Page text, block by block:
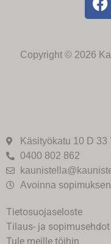
Copyright © 2026
Käsityökatu 10 D
0400 802 862
Avoinna
Tietosuojaseloste
Tilaus- ja sopimusehdot
Tule meille töihin